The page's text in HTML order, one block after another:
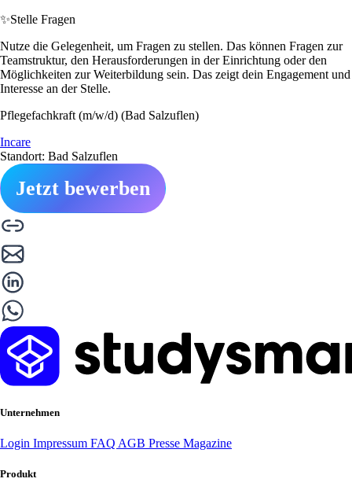
✨Stelle Fragen
Nutze die Gelegenheit, um Fragen zu stellen. Das können Fragen zur
Teamstruktur, den Herausforderungen in der Einrichtung oder den
Möglichkeiten zur Weiterbildung sein. Das zeigt dein Engagement und
Interesse an der Stelle.
Pflegefachkraft (m/w/d) (Bad Salzuflen)
Incare
Standort: Bad Salzuflen
Jetzt bewerben
Unternehmen
Login Impressum FAQ AGB Presse Magazine
Produkt